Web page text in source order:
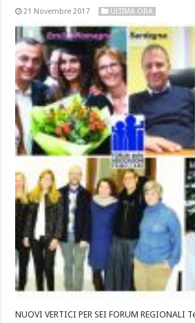
21 Novembre 2017 ULTIMA ORA
NUOVI VERTICI PER SEI FORUM REGIONALI